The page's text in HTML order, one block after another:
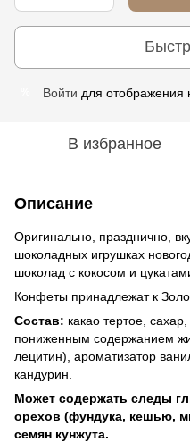
Войти для отображения
В избранное
Описание
Оригинально, празднично,
шоколадных игрушках
шоколад с кокосом и
Конфеты принадлежат к
Состав: какао тертое,
пониженным содержанием
лецитин), ароматизатор
кандурин.
Может содержать следы
орехов (фундука, кешью,
семян кунжута.